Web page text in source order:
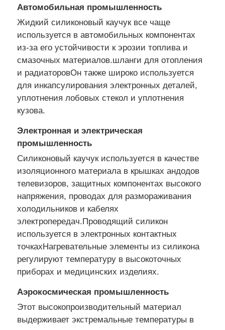
Главная страница
Продукция
О Компании
Наша фабрика
контроль качества
контактные данные
Новости
Все случаи
Отправить запрос
Машина для литья под давлением LSR
Автомобильная промышленность
Жидкий силиконовый каучук все чаще
используется в автомобильных компонентах
из-за его устойчивости к эрозии топлива и
смазочных материалов.шланги для отопления
и радиаторовОн также широко используется
для инкапсулирования электронных деталей,
уплотнения лобовых стекол и уплотнения
кузова.
Электронная и электрическая
промышленность
Силиконовый каучук используется в качестве
изоляционного материала в крышках андодов
телевизоров, защитных компонентах высокого
напряжения, проводах для размораживания
холодильников и кабелях
электропередач.Проводящий силикон
используется в электронных контактных
точкахНагревательные элементы из силикона
регулируют температуру в высокоточных
приборах и медицинских изделиях.
Аэрокосмическая промышленность
Этот высокопроизводительный материал
выдерживает экстремальные температуры в